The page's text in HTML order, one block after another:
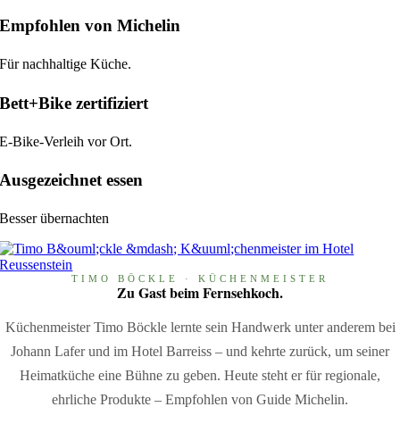
Empfohlen von Michelin
Für nachhaltige Küche.
Bett+Bike zertifiziert
E-Bike-Verleih vor Ort.
Ausgezeichnet essen
Besser übernachten
TIMO BÖCKLE · KÜCHENMEISTER
Zu Gast beim Fernsehkoch.
Küchenmeister Timo Böckle lernte sein Handwerk unter anderem bei
Johann Lafer und im Hotel Barreiss – und kehrte zurück, um seiner
Heimatküche eine Bühne zu geben. Heute steht er für regionale,
ehrliche Produkte – Empfohlen von Guide Michelin.